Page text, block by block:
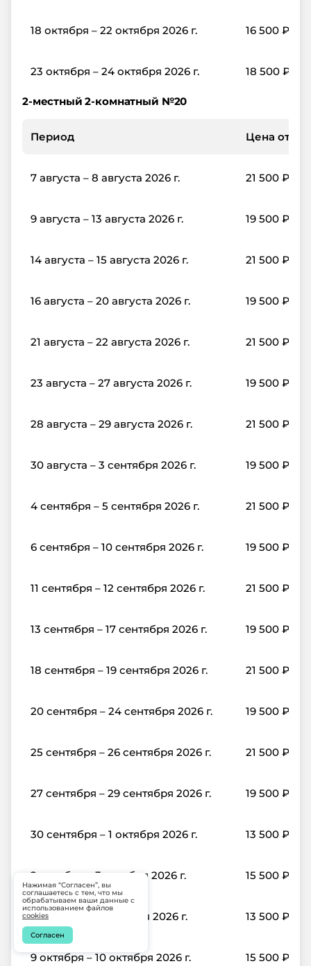
18 октября – 22 октября 2026 г. 16 500 ₽
23 октября – 24 октября 2026 г. 18 500 ₽
2-местный 2-комнатный №20
Период Цена от, ₽/
7 августа – 8 августа 2026 г. 21 500 ₽
9 августа – 13 августа 2026 г. 19 500 ₽
14 августа – 15 августа 2026 г. 21 500 ₽
16 августа – 20 августа 2026 г. 19 500 ₽
21 августа – 22 августа 2026 г. 21 500 ₽
23 августа – 27 августа 2026 г. 19 500 ₽
28 августа – 29 августа 2026 г. 21 500 ₽
30 августа – 3 сентября 2026 г. 19 500 ₽
4 сентября – 5 сентября 2026 г. 21 500 ₽
6 сентября – 10 сентября 2026 г. 19 500 ₽
11 сентября – 12 сентября 2026 г. 21 500 ₽
13 сентября – 17 сентября 2026 г. 19 500 ₽
18 сентября – 19 сентября 2026 г. 21 500 ₽
20 сентября – 24 сентября 2026 г. 19 500 ₽
25 сентября – 26 сентября 2026 г. 21 500 ₽
27 сентября – 29 сентября 2026 г. 19 500 ₽
30 сентября – 1 октября 2026 г. 13 500 ₽
2 октября – 3 октября 2026 г. 15 500 ₽
4 октября – 8 октября 2026 г. 13 500 ₽
9 октября – 10 октября 2026 г. 15 500 ₽
Нажимая “Согласен”, вы
соглашаетесь с тем, что мы
обрабатываем ваши данные с
использованием файлов
cookies
Согласен